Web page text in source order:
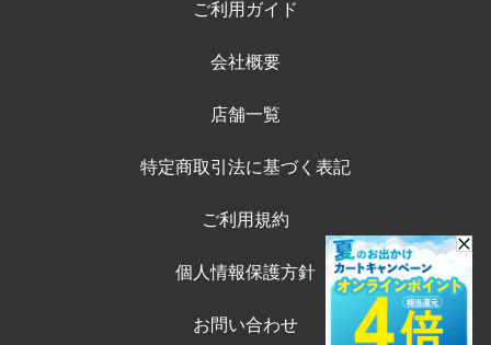
ご利用ガイド
会社概要
店舗一覧
特定商取引法に基づく表記
ご利用規約
個人情報保護方針
お問い合わせ